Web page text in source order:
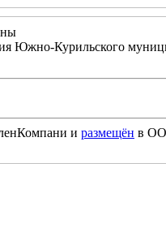
Южно-Курильского
и размещён в